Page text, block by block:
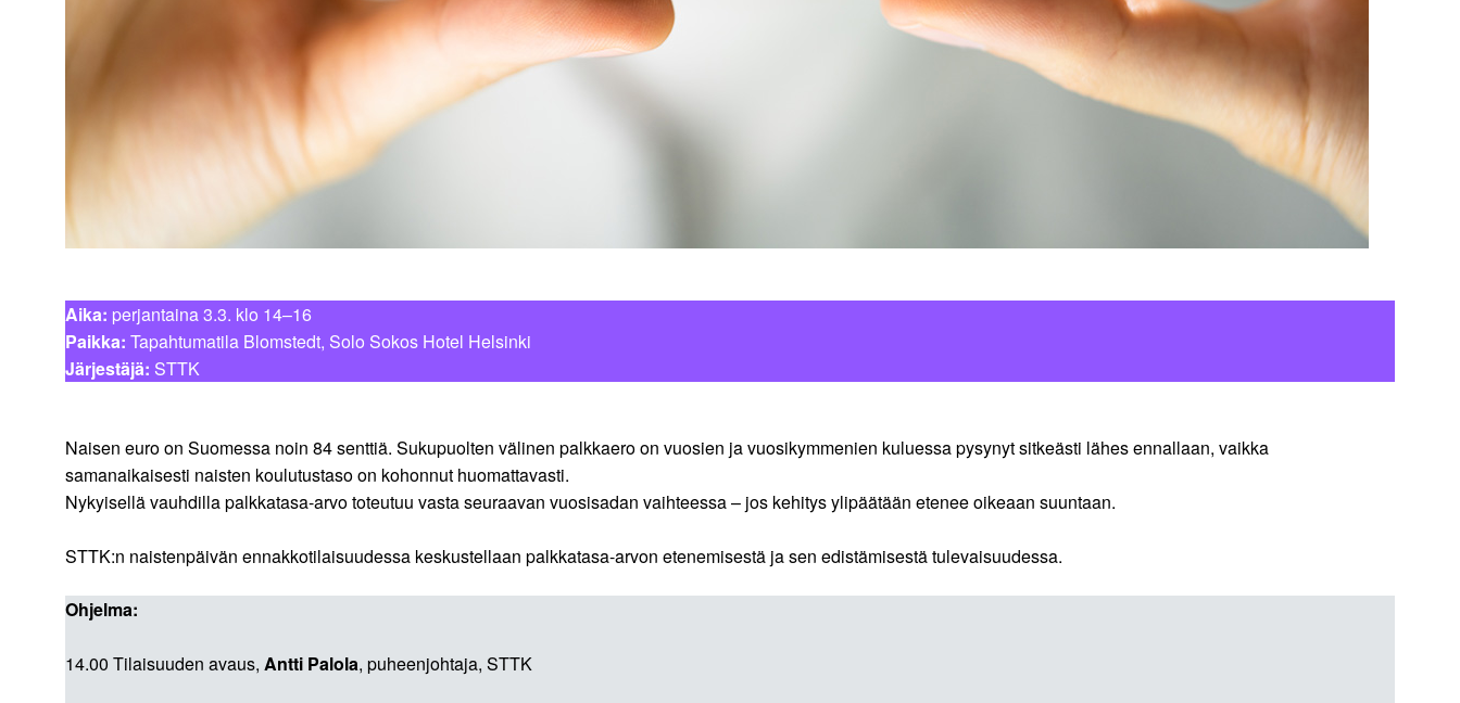
Aika: perjantaina 3.3. klo 14–16
Paikka: Tapahtumatila Blomstedt, Solo Sokos Hotel Helsinki
Järjestäjä: STTK
Naisen euro on Suomessa noin 84 senttiä. Sukupuolten välinen palkkaero on vuosien ja vuosikymmenien kuluessa pysynyt sitkeästi lähes ennallaan, vaikka
samanaikaisesti naisten koulutustaso on kohonnut huomattavasti.
Nykyisellä vauhdilla palkkatasa-arvo toteutuu vasta seuraavan vuosisadan vaihteessa – jos kehitys ylipäätään etenee oikeaan suuntaan.
STTK:n naistenpäivän ennakkotilaisuudessa keskustellaan palkkatasa-arvon etenemisestä ja sen edistämisestä tulevaisuudessa.
Ohjelma:
14.00 Tilaisuuden avaus, Antti Palola, puheenjohtaja, STTK